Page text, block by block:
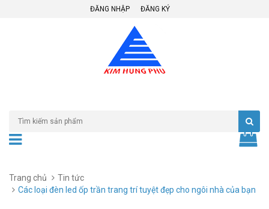
ĐĂNG NHẬP ĐĂNG KÝ
Trang chủ
Tin tức
Các loại đèn led ốp trần trang trí tuyệt đẹp cho ngôi nhà của bạn